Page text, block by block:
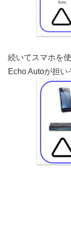
続いてスマホを
Echo Autoが担い